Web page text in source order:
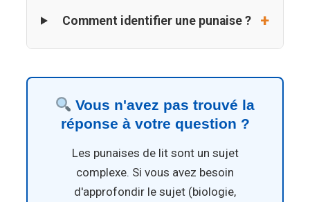
Comment identifier une punaise ?
Vous n'avez pas trouvé la
réponse à votre question ?
Les punaises de lit sont un sujet
complexe. Si vous avez besoin
d'approfondir le sujet (biologie,